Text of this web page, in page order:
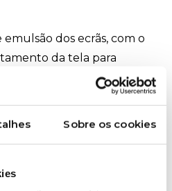
Sobre os cookies
dos ecrãs, com o
da tela para
prontos a utilizar
para todos os materiais